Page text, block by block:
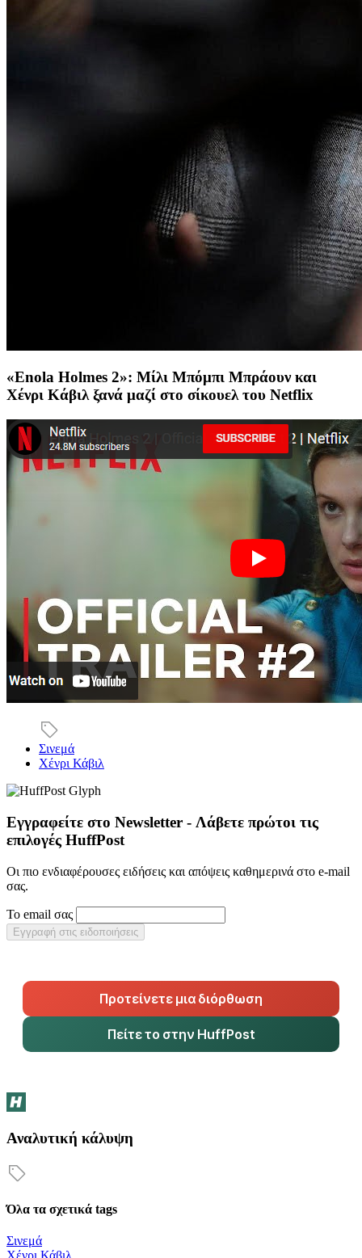
«Enola Holmes 2»: Μίλι Μπόμπι Μπράουν και
Χένρι Κάβιλ ξανά μαζί στο σίκουελ του Netflix
Σινεμά
Χένρι Κάβιλ
Εγγραφείτε στο Newsletter - Λάβετε πρώτοι τις
επιλογές HuffPost
Οι πιο ενδιαφέρουσες ειδήσεις και απόψεις καθημερινά στο e-mail
σας.
Το email σας
Εγγραφή στις ειδοποιήσεις
Προτείνετε μια διόρθωση
Πείτε το στην HuffPost
Αναλυτική κάλυψη
Όλα τα σχετικά tags
Σινεμά